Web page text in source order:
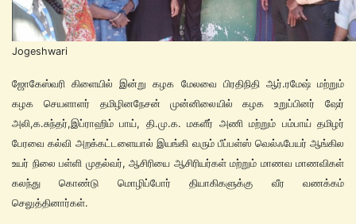
Jogeshwari
ஜோகேஸ்வரி கிளையில் இன்று கழக மேலவை பிரதிநிதி ஆர்.ரமேஷ் மற்றும்
கழக செயளாளர் தமிழினநேசன் முன்னிலையில் கழக உறுப்பினர் ஷேர்
அலி,க.சுந்தர்,இப்ராஹிம் பாய், தி.மு.க. மகளீர் அணி மற்றும் பம்பாய் தமிழர்
பேரவை கல்வி அறக்கட்டளையால் இயங்கி வரும் பீப்பள்ஸ் வெல்ஃபேயர் ஆங்கில
உயர் நிலை பள்ளி முதல்வர், ஆசிரியை ஆசிரியர்கள் மற்றும் மாணவ மாணவிகள்
கலந்து கொண்டு மொழிப்போர் தியாகிகளுக்கு வீர வணக்கம்
செலுத்தினார்கள்.